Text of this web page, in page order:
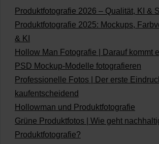
Produktfotografie 2026 – Qualität, KI &
Produktfotografie 2025: Mockups,
& KI
Hollow Man Fotografie | Darauf kommt
PSD Mockup-Modelle fotografieren
Professionelle Fotos | Der erste
kaufentscheidend
Hollowman und Produktfotografie
Grüne Produktfotos | Wie geht
Produktfotografie?